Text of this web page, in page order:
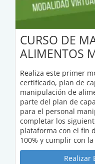
CURSO DE
ALIMENTOS
Realiza este primer
certificado, plan de
manipulación de
parte del plan de
para el personal
completar los
plataforma con el fin
100% y cumplir con
Realizar